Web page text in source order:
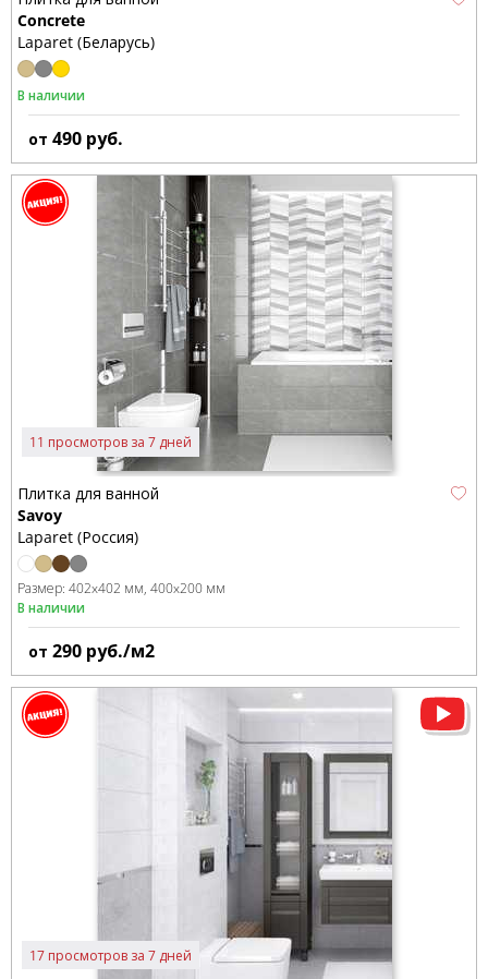
Concrete
Laparet (Беларусь)
В наличии
от 490 руб.
11 просмотров за 7 дней
Плитка для ванной
Savoy
Laparet (Россия)
Размер: 402x402 мм 400x200 мм
В наличии
от 290 руб./м2
17 просмотров за 7 дней